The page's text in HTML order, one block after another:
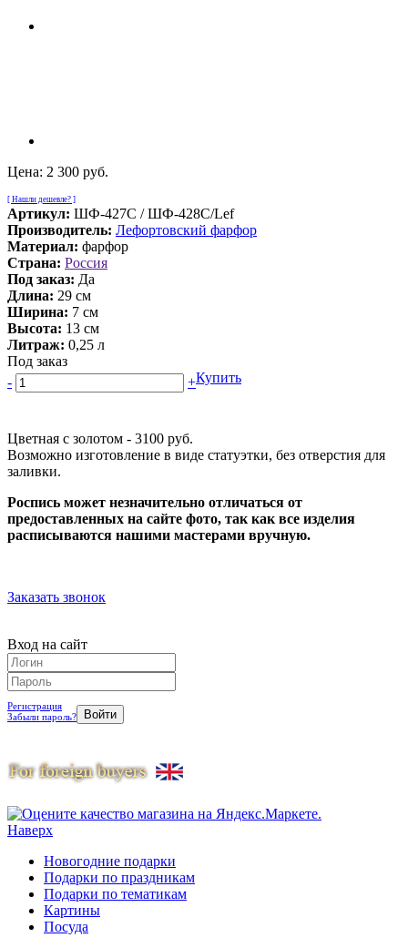
Цена: 2 300 руб.
[ Нашли дешевле? ]
Артикул: ШФ-427С / ШФ-428С/Lef
Производитель: Лефортовский фарфор
Материал: фарфор
Страна: Россия
Под заказ: Да
Длина: 29 см
Ширина: 7 см
Высота: 13 см
Литраж: 0,25 л
Под заказ
-
+Купить
Цветная с золотом - 3100 руб.
Возможно изготовление в виде статуэтки, без отверстия для
заливки.
Роспись может незначительно отличаться от
предоставленных на сайте фото, так как все изделия
расписываются нашими мастерами вручную.
Заказать звонок
Вход на сайт
Регистрация
Забыли пароль?
Наверх
Новогодние подарки
Подарки по праздникам
Подарки по тематикам
Картины
Посуда